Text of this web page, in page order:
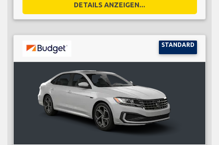
DETAILS ANZEIGEN...
STANDARD